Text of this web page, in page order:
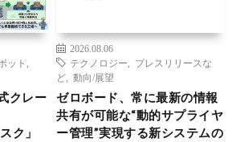
ット
クレー
ク」
2026.08.06
テクノロジー
プレスリリースな
ど
動向/展望
ゼロボード、常に最新の情報
共有が可能な“動的サプライヤ
ー管理”実現する新システムの